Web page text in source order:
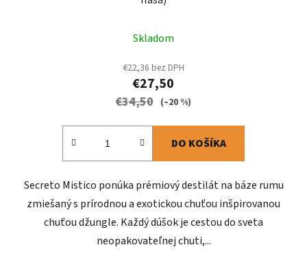
Skladom
€22,36 bez DPH
€27,50
€34,50 (–20 %)
DO KOŠÍKA
Secreto Mistico ponúka prémiový destilát na báze rumu
zmiešaný s prírodnou a exotickou chuťou inšpirovanou
chuťou džungle. Každý dúšok je cestou do sveta
neopakovateľnej chuti,...